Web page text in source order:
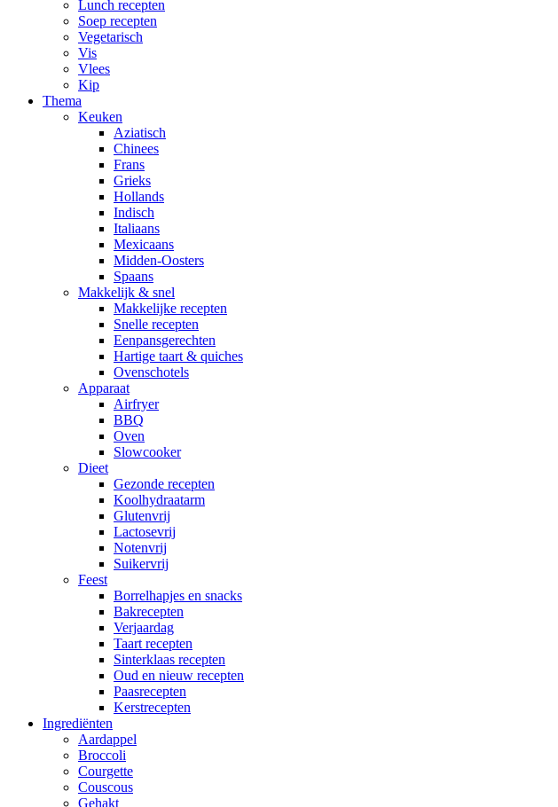
Lunch recepten
Soep recepten
Vegetarisch
Vis
Vlees
Kip
Thema
Keuken
Aziatisch
Chinees
Frans
Grieks
Hollands
Indisch
Italiaans
Mexicaans
Midden-Oosters
Spaans
Makkelijk & snel
Makkelijke recepten
Snelle recepten
Eenpansgerechten
Hartige taart & quiches
Ovenschotels
Apparaat
Airfryer
BBQ
Oven
Slowcooker
Dieet
Gezonde recepten
Koolhydraatarm
Glutenvrij
Lactosevrij
Notenvrij
Suikervrij
Feest
Borrelhapjes en snacks
Bakrecepten
Verjaardag
Taart recepten
Sinterklaas recepten
Oud en nieuw recepten
Paasrecepten
Kerstrecepten
Ingrediënten
Aardappel
Broccoli
Courgette
Couscous
Gehakt